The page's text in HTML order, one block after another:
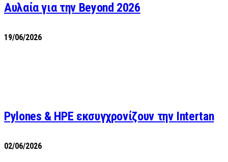
Αυλαία για την Beyond 2026
19/06/2026
Pylones & HPE εκσυγχρονίζουν την Intertan
02/06/2026